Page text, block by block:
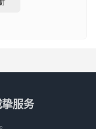
服务